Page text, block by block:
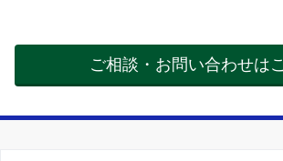
ご相談・お問い合わせは